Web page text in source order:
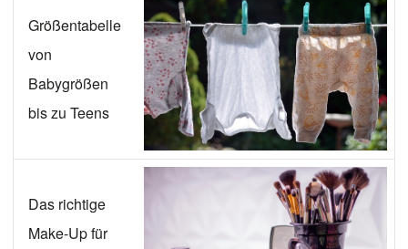
Größentabelle
von
Babygrößen
bis zu Teens
Das richtige
Make-Up für